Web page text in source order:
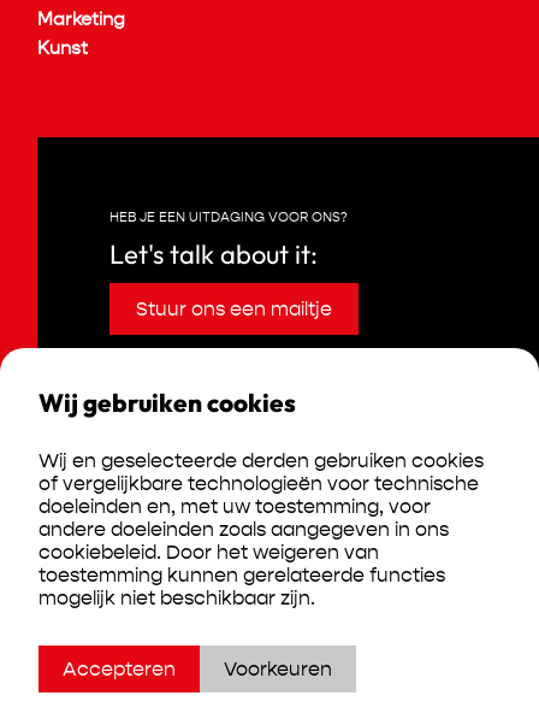
Marketing
Kunst
HEB JE EEN UITDAGING VOOR ONS?
Let's talk about it:
Stuur ons een mailtje
Algemene verkoopsvoorwaarden
Privacy policy
Wij gebruiken cookies
Wij en geselecteerde derden gebruiken cookies
of vergelijkbare technologieën voor technische
doeleinden en, met uw toestemming, voor
andere doeleinden zoals aangegeven in ons
cookiebeleid. Door het weigeren van
toestemming kunnen gerelateerde functies
mogelijk niet beschikbaar zijn.
Accepteren Voorkeuren